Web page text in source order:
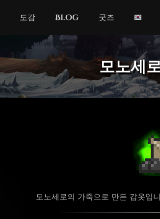
도감 Blog 굿즈
모노세
모노세로의 가죽으로 만든 갑옷입